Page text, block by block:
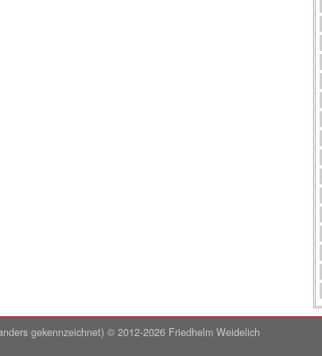
gekennzeichnet) © 2012-2026 Friedhelm Weidelich